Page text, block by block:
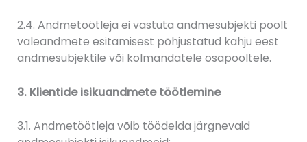
2.4. Andmetöötleja ei vastuta andmesubjekti poolt
valeandmete esitamisest põhjustatud kahju eest
andmesubjektile või kolmandatele osapooltele.
3. Klientide isikuandmete töötlemine
3.1. Andmetöötleja võib töödelda järgnevaid